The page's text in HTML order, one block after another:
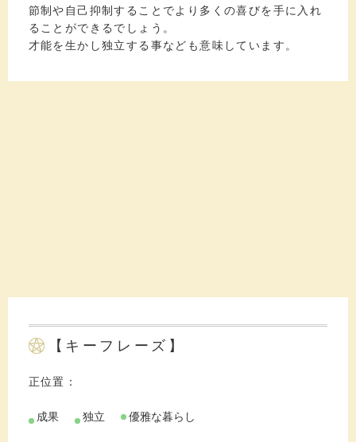
節制や自己抑制することでより多くの喜びを手に入れ
ることができるでしょう。
才能を生かし独立する事なども意味しています。
【キーフレーズ】
正位置：
成果 独立 優雅な暮らし